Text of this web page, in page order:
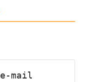
e-mail